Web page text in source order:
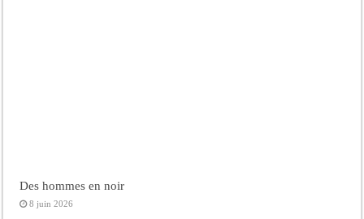
Des hommes en noir
8 juin 2026